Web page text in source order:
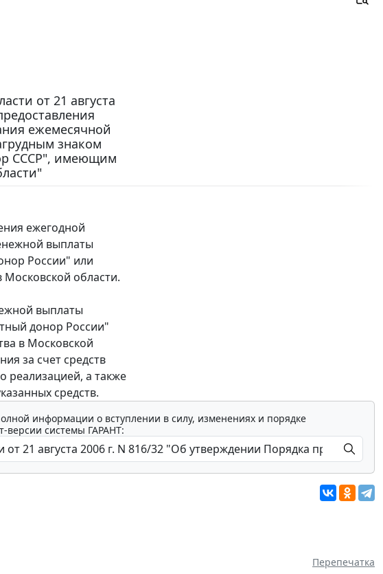
от 21 августа
ежемесячной
знаком
СССР", имеющим
ежегодной
выплаты
России" или
области.
выплаты
донор России"
в Московской
за счет средств
реализацией, а также
средств.
информации о вступлении в силу, изменениях и порядке
версии системы ГАРАНТ:
Перепечатка